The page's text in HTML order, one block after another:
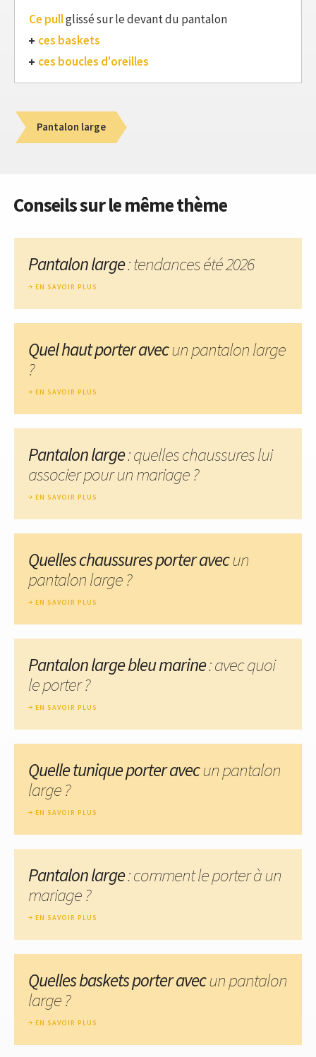
Ce pullglissé sur le devant du pantalon
ces baskets
ces boucles d'oreilles
Pantalon large
Conseils sur le même thème
Pantalon large: tendances été 2026
EN SAVOIR PLUS
Quel haut porter avecun pantalon large
?
EN SAVOIR PLUS
Pantalon large: quelles chaussures lui
associer pour un mariage ?
EN SAVOIR PLUS
Quelles chaussures porter avecun
pantalon large ?
EN SAVOIR PLUS
Pantalon large bleu marine: avec quoi
le porter ?
EN SAVOIR PLUS
Quelle tunique porter avecun pantalon
large ?
EN SAVOIR PLUS
Pantalon large: comment le porter à un
mariage ?
EN SAVOIR PLUS
Quelles baskets porter avecun pantalon
large ?
EN SAVOIR PLUS